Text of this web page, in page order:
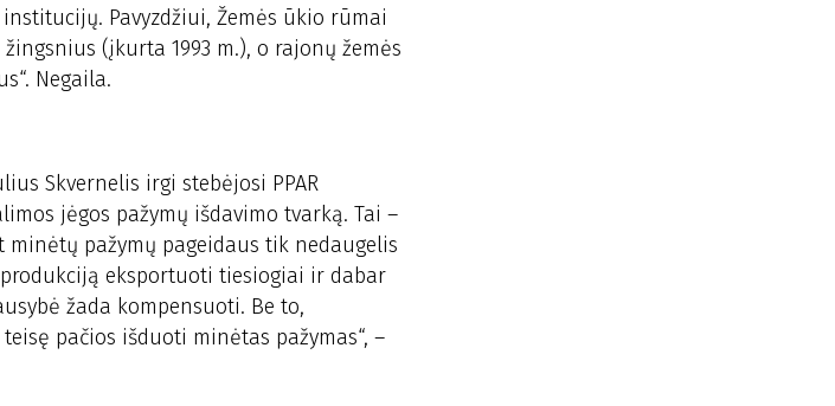
Pavyzdžiui, Žemės ūkio rūmai
(įkurta 1993 m.), o rajonų žemės
Negaila.
Skvernelis irgi stebėjosi PPAR
jėgos pažymų išdavimo tvarką. Tai –
minėtų pažymų pageidaus tik nedaugelis
eksportuoti tiesiogiai ir dabar
žada kompensuoti. Be to,
pačios išduoti minėtas pažymas“, –